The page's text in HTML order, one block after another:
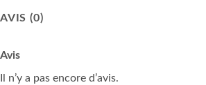
AVIS (0)
Avis
Il n’y a pas encore d’avis.